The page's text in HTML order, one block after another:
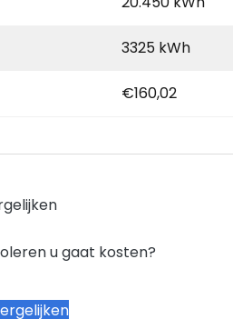
3325 kWh
€160,02
u gaat kosten?